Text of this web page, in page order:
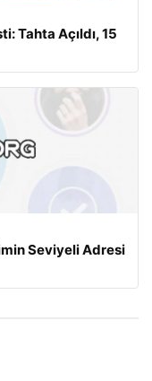
Tahta Açıldı, 15
Seviyeli Adresi